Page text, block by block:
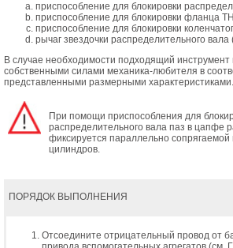
приспособление для блокировки
приспособление для блокировки фланца
приспособление для блокировки
рычаг звездочки распределительного
В случае необходимости подходящий инструмент
собственными силами механика-любителя в
представленными размерными характеристиками.
При помощи приспособления для
распределительного вала паз в цапфе
фиксируется параллельно сопрягаемой
цилиндров.
ПОРЯДОК ВЫПОЛНЕНИЯ
Отсоедините отрицательный провод от